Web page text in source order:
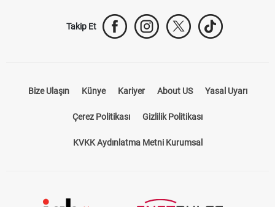
Takip Et
Bize Ulaşın Künye Kariyer About US Yasal Uyarı
Çerez Politikası Gizlilik Politikası
KVKK Aydınlatma Metni Kurumsal